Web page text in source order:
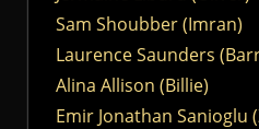
Sam Shoubber (Imran)
Laurence Saunders
Alina Allison (Billie)
Emir Jonathan Sanioglu